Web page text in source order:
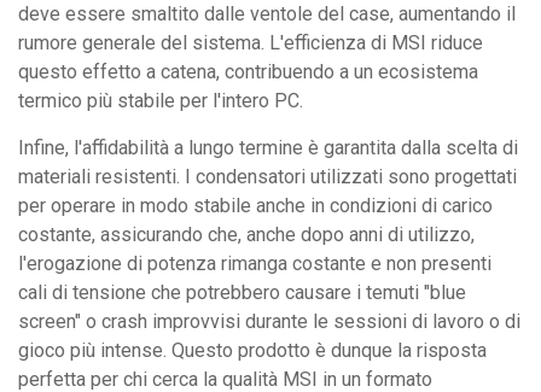
deve essere smaltito dalle ventole del case, aumentando il
rumore generale del sistema. L'efficienza di MSI riduce
questo effetto a catena, contribuendo a un ecosistema
termico più stabile per l'intero PC.
Infine, l'affidabilità a lungo termine è garantita dalla scelta di
materiali resistenti. I condensatori utilizzati sono progettati
per operare in modo stabile anche in condizioni di carico
costante, assicurando che, anche dopo anni di utilizzo,
l'erogazione di potenza rimanga costante e non presenti
cali di tensione che potrebbero causare i temuti "blue
screen" o crash improvvisi durante le sessioni di lavoro o di
gioco più intense. Questo prodotto è dunque la risposta
perfetta per chi cerca la qualità MSI in un formato